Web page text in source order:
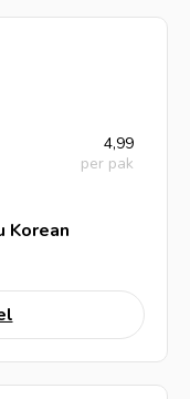
4,99
per pak
Korean